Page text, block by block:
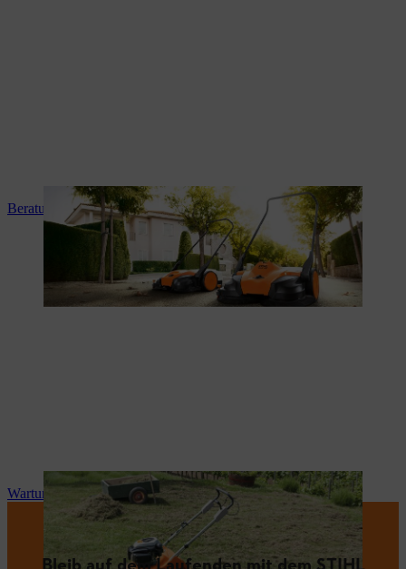
Beratung und Produkteinweisung
Wartung und Reparatur
Bleib auf dem Laufenden mit dem STIHL